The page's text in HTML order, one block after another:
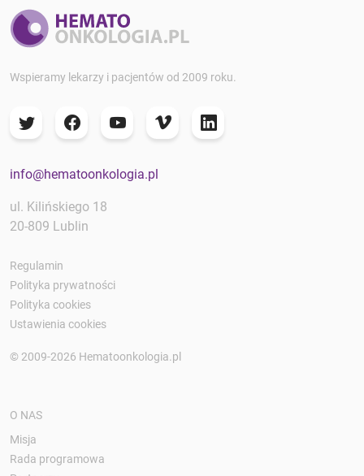
Wspieramy lekarzy i pacjentów od 2009 roku.
info@hematoonkologia.pl
ul. Kilińskiego 18
20-809 Lublin
Regulamin
Polityka prywatności
Polityka cookies
Ustawienia cookies
© 2009-2026 Hematoonkologia.pl
O NAS
Misja
Rada programowa